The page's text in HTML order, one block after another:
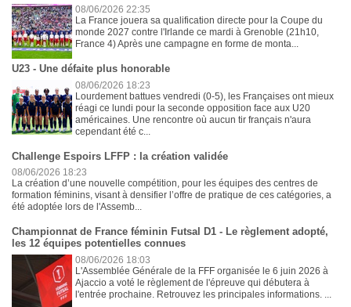
08/06/2026 22:35
La France jouera sa qualification directe pour la Coupe du
monde 2027 contre l'Irlande ce mardi à Grenoble (21h10,
France 4) Après une campagne en forme de monta...
U23 - Une défaite plus honorable
08/06/2026 18:23
Lourdement battues vendredi (0-5), les Françaises ont mieux
réagi ce lundi pour la seconde opposition face aux U20
américaines. Une rencontre où aucun tir français n'aura
cependant été c...
Challenge Espoirs LFFP : la création validée
08/06/2026 18:23
La création d’une nouvelle compétition, pour les équipes des centres de
formation féminins, visant à densifier l’offre de pratique de ces catégories, a
été adoptée lors de l'Assemb...
Championnat de France féminin Futsal D1 - Le règlement adopté,
les 12 équipes potentielles connues
08/06/2026 18:03
L'Assemblée Générale de la FFF organisée le 6 juin 2026 à
Ajaccio a voté le règlement de l'épreuve qui débutera à
l'entrée prochaine. Retrouvez les principales informations. ...